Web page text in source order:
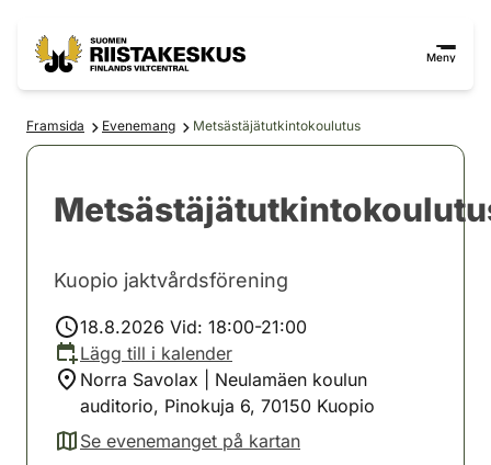
Meny
Framsida Evenemang Metsästäjätutkintokoulutus
Kuopio jaktvårdsförening
18.8.2026 Vid: 18:00-21:00
Lägg till i kalender
Norra Savolax | Neulamäen koulun
auditorio, Pinokuja 6, 70150 Kuopio
Se evenemanget på kartan
(avautuu uuteen välilehteen)